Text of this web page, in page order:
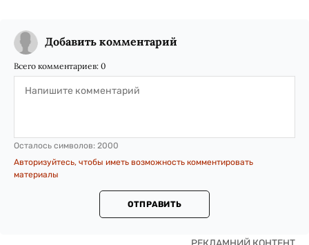
Добавить комментарий
Всего комментариев: 0
Осталось символов: 2000
Авторизуйтесь, чтобы иметь возможность комментировать
материалы
ОТПРАВИТЬ